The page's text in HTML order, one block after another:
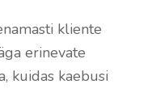
kliente
erinevate
kuidas kaebusi